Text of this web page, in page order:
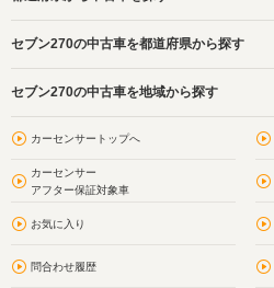
セブン270の中古車を都道府県から探す
セブン270の中古車を地域から探す
カーセンサートップへ
カーセンサー
アフター保証対象車
お気に入り
問合わせ履歴